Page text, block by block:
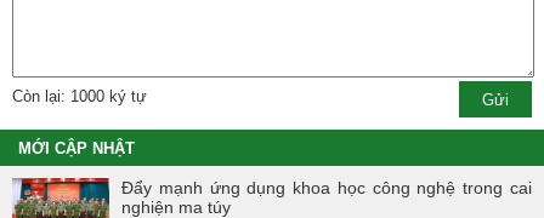
Còn lại: 1000 ký tự
MỚI CẬP NHẬT
Đẩy mạnh ứng dụng khoa học công nghệ trong cai
nghiện ma túy